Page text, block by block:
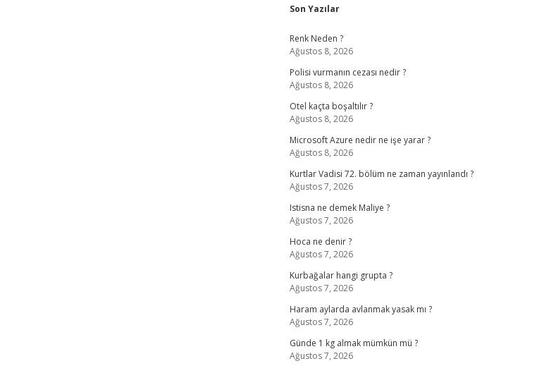
Sidebar
Son Yazılar
Renk Neden ?
Ağustos 8, 2026
Polisi vurmanın cezası nedir ?
Ağustos 8, 2026
Otel kaçta boşaltılır ?
Ağustos 8, 2026
Microsoft Azure nedir ne işe yarar ?
Ağustos 8, 2026
Kurtlar Vadisi 72. bölüm ne zaman yayınlandı ?
Ağustos 7, 2026
Istisna ne demek Maliye ?
Ağustos 7, 2026
Hoca ne denir ?
Ağustos 7, 2026
Kurbağalar hangi grupta ?
Ağustos 7, 2026
Haram aylarda avlanmak yasak mı ?
Ağustos 7, 2026
Günde 1 kg almak mümkün mü ?
Ağustos 7, 2026
tambet girişbonus veren bahis siteleri